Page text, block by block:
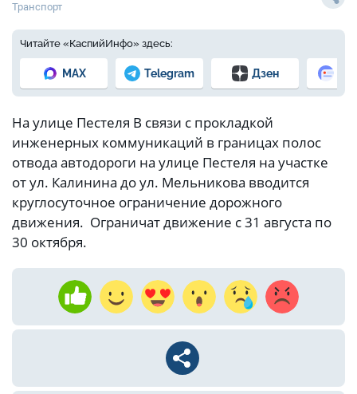
Транспорт
Читайте «КаспийИнфо» здесь:
MAX Telegram Дзен
На улице Пестеля В связи с прокладкой
инженерных коммуникаций в границах полос
отвода автодороги на улице Пестеля на участке
от ул. Калинина до ул. Мельникова вводится
круглосуточное ограничение дорожного
движения. Ограничат движение с 31 августа по
30 октября.